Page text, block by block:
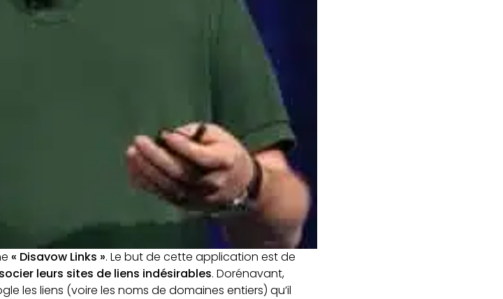
« Disavow Links ». Le but de cette application est de
leurs sites de liens indésirables. Dorénavant,
les liens (voire les noms de domaines entiers) qu’il